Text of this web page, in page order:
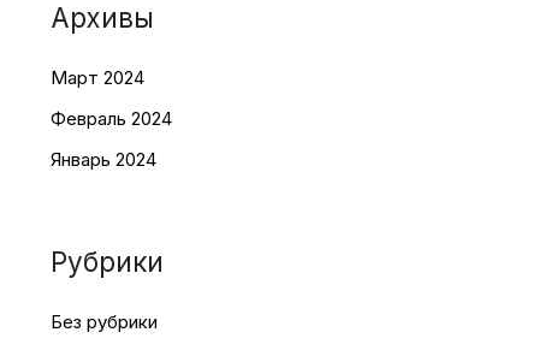
Архивы
Март 2024
Февраль 2024
Январь 2024
Рубрики
Без рубрики